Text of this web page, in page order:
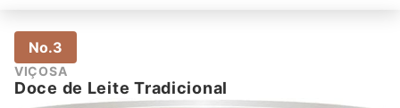
No.3
VIÇOSA
Doce de Leite Tradicional